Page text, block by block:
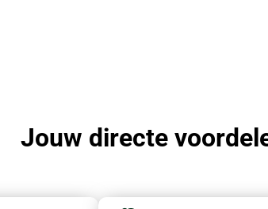
Jouw directe